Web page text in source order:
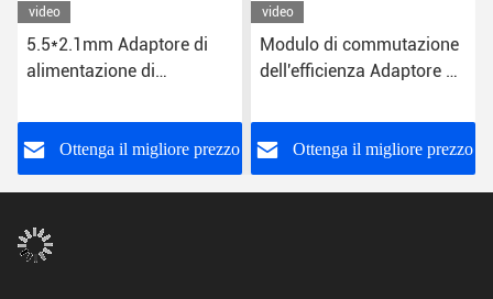
video
5.5*2.1mm Adaptore di
alimentazione di
efficienza universale per
la protezione da tensione
12V DC US/EU/UK/AU
Ottenga il migliore prezzo
video
Modulo di commutazione
dell'efficienza Adaptore di
US/EU/UK/AU Plug CE
FCC RoHS certificato
Ottenga il migliore prezzo